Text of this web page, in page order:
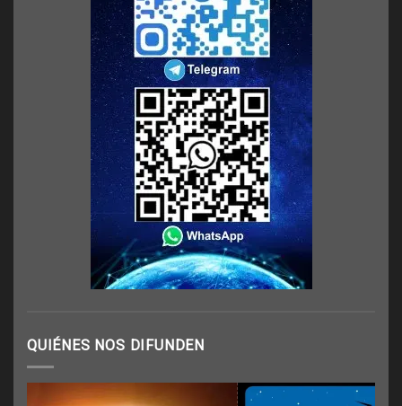
QUIÉNES NOS DIFUNDEN